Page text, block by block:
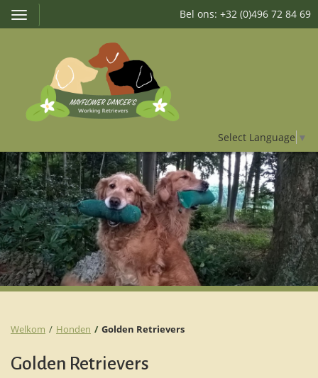
Toggle
navigation
Bel ons: +32 (0)496 72 84 69
Select Language ▼
Welkom Honden Golden Retrievers
Golden Retrievers